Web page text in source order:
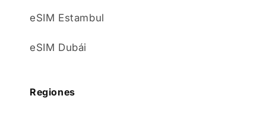
eSIM Estambul
eSIM Dubái
Regiones